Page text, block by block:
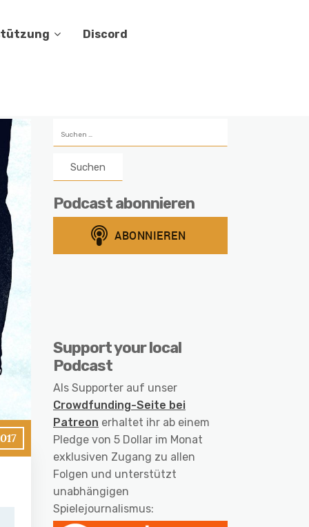
Discord
nach:
Podcast abonnieren
Support your local
Podcast
Als Supporter auf unser
Crowdfunding-Seite bei
Patreon erhaltet ihr ab einem
Pledge von 5 Dollar im Monat
exklusiven Zugang zu allen
Folgen und unterstützt
unabhängigen
Spielejournalismus: